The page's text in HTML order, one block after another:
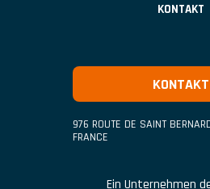
KONTAKT
KONTAKT
976 ROUTE DE SAINT
FRANCE
Ein Unternehmen